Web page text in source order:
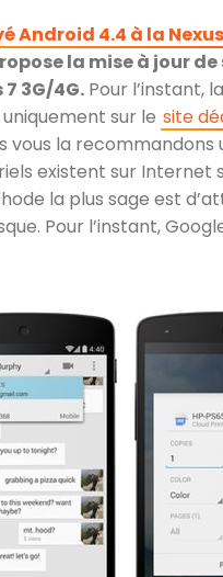
Android 4.4 à la Nexus
la mise à jour
7 3G/4G. Pour l’instant,
sur le site
vous la
existent sur Internet
la plus sage est
Pour l’instant,